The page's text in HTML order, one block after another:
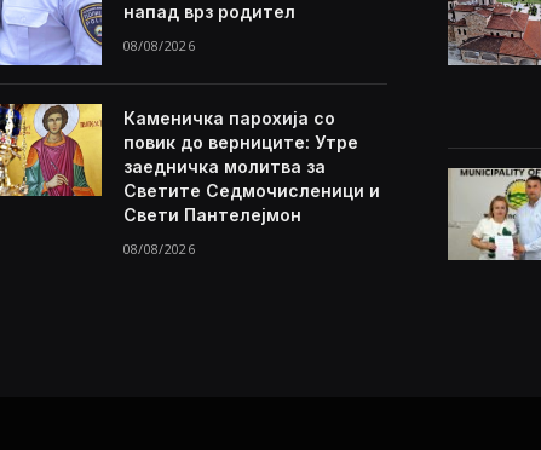
напад врз родител
08/08/2026
Каменичка парохија со
повик до верниците: Утре
заедничка молитва за
Светите Седмочисленици и
Свети Пантелејмон
08/08/2026